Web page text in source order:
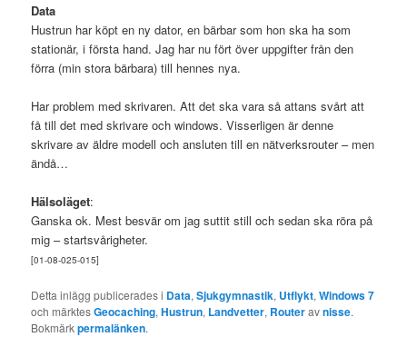
Data
Hustrun har köpt en ny dator, en bärbar som hon ska ha som
stationär, i första hand. Jag har nu fört över uppgifter från den
förra (min stora bärbara) till hennes nya.
Har problem med skrivaren. Att det ska vara så attans svårt att
få till det med skrivare och windows. Visserligen är denne
skrivare av äldre modell och ansluten till en nätverksrouter – men
ändå…
Hälsoläget:
Ganska ok. Mest besvär om jag suttit still och sedan ska röra på
mig – startsvårigheter.
[01-08-025-015]
Detta inlägg publicerades i Data,Sjukgymnastik, Utflykt,Windows 7
och märktesGeocaching,Hustrun, Landvetter, Routeravnisse.
Bokmärkpermalänken.